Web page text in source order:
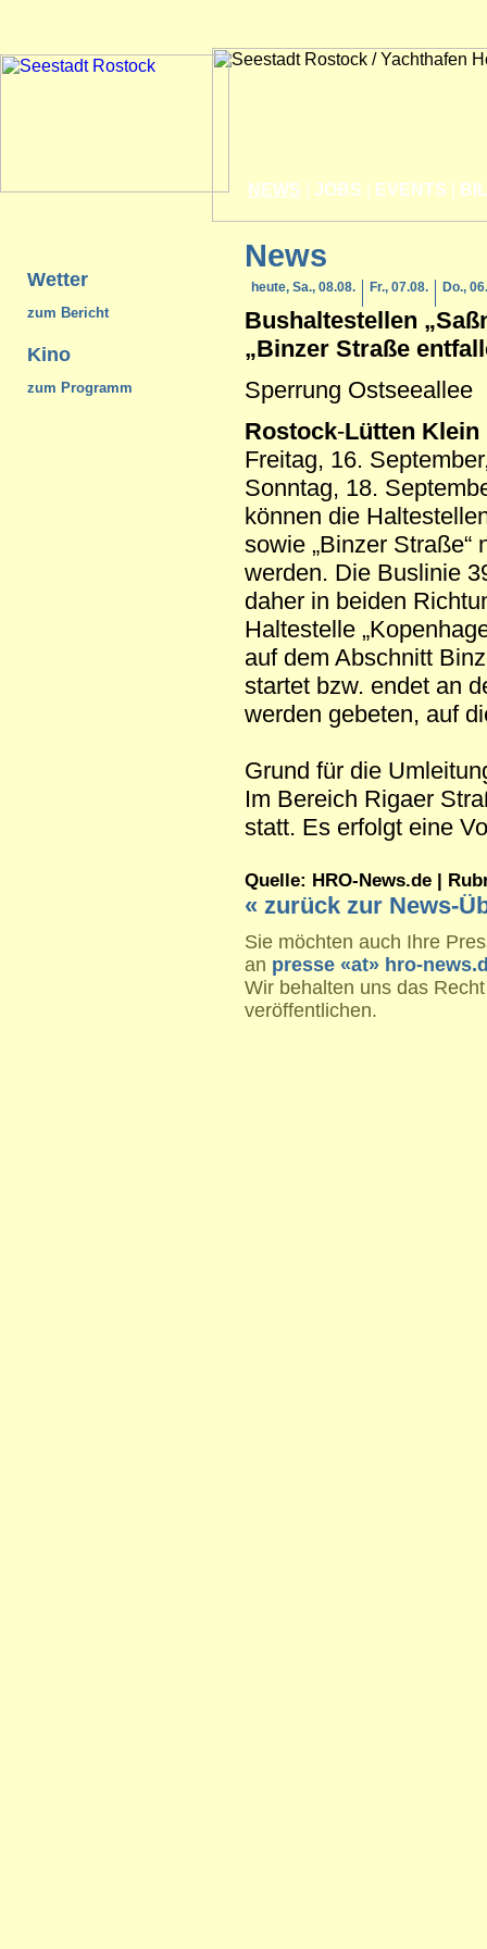
NEWS JOBS EVENTS
Wetter
zum Bericht
Kino
zum Programm
News
heute, Sa., 08.08. Fr., 07.08. Do.,
Bushaltestellen
„Binzer Straße
Sperrung Ostseeallee
Rostock-Lütten Klein
Freitag, 16.
Sonntag, 18.
können die
sowie „Binzer Straße“
werden. Die Buslinie
daher in beiden
Haltestelle
auf dem Abschnitt
startet bzw. endet an
werden gebeten, auf
Grund für die
Im Bereich Rigaer
statt. Es erfolgt eine
Quelle: HRO-News.de |
« zurück zur News-
Sie möchten auch Ihre
an presse «at» hro-
Wir behalten uns das
veröffentlichen.